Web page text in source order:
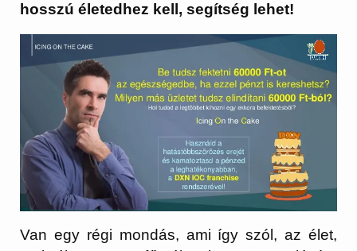
hosszú életedhez kell, segítség lehet!
Van egy régi mondás, ami így szól, az élet,